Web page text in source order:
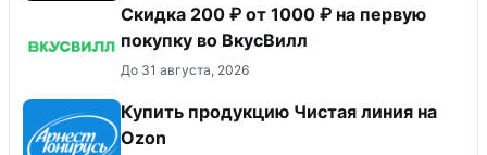
Скидка 200 ₽ от 1000 ₽ на первую
покупку во ВкусВилл
До 31 августа, 2026
Купить продукцию Чистая линия на
Ozon